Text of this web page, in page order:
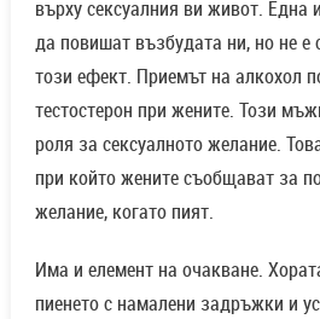
върху сексуалния ви живот.
да повишат възбудата ни, но не е
този ефект. Приемът на алкохол
тестостерон при жените. Този
роля за сексуалното желание.
при който жените съобщават за
желание, когато пият.
Има и елемент на очакване.
пиенето с намалени задръжки и